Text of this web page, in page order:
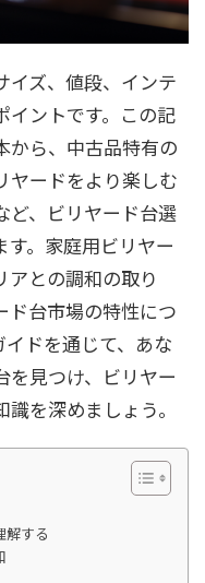
イズ、値段、インテ
イントです。この記
から、中古品特有の
ヤードをより楽しむ
ど、ビリヤード台選
。家庭用ビリヤー
アとの調和の取り
ド台市場の特性につ
ドを通じて、あな
を見つけ、ビリヤー
を深めましょう。
解する